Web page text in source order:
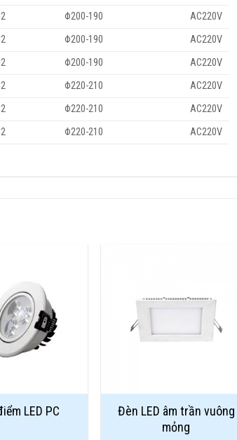
Φ200-190
AC220V
Φ200-190
AC220V
Φ200-190
AC220V
Φ220-210
AC220V
Φ220-210
AC220V
Φ220-210 AC220V
Add to
Wishlist
LED PC
Add to
Wishlist
Đèn LED âm trần vuông
mỏng